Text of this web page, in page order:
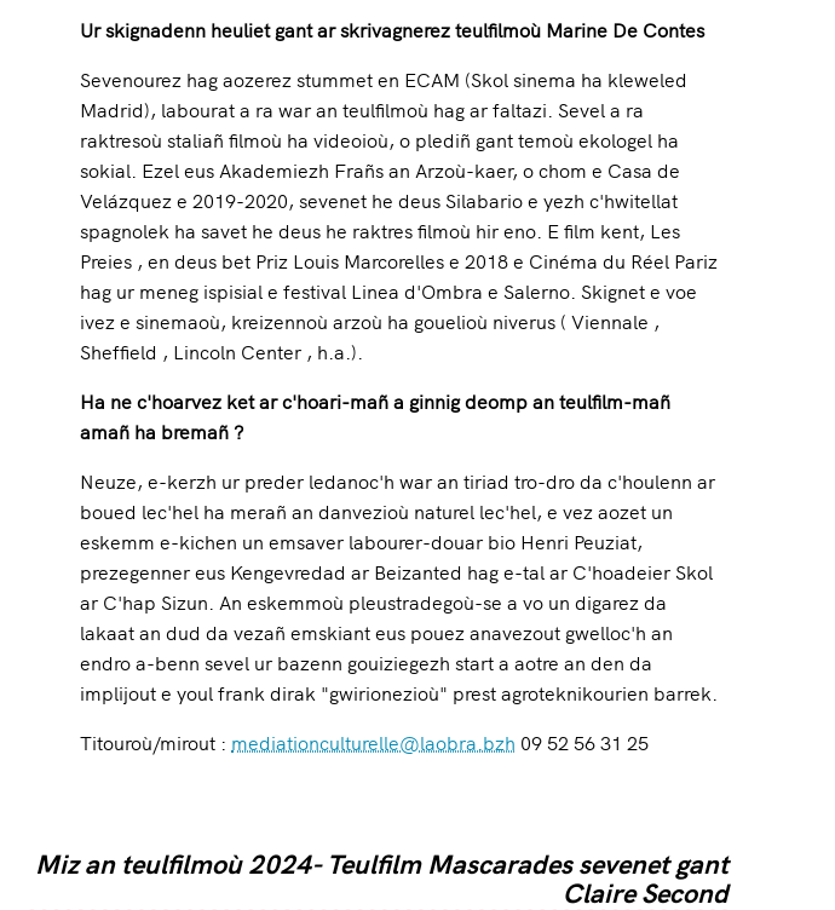
Ur skignadenn heuliet gant ar skrivagnerez teulfilmoù Marine De Contes
Sevenourez hag aozerez stummet en ECAM (Skol sinema ha kleweled
Madrid), labourat a ra war an teulfilmoù hag ar faltazi. Sevel a ra
raktresoù staliañ filmoù ha videoioù, o plediñ gant temoù ekologel ha
sokial. Ezel eus Akademiezh Frañs an Arzoù-kaer, o chom e Casa de
Velázquez e 2019-2020, sevenet he deus Silabario e yezh c'hwitellat
spagnolek ha savet he deus he raktres filmoù hir eno. E film kent, Les
Preies , en deus bet Priz Louis Marcorelles e 2018 e Cinéma du Réel Pariz
hag ur meneg ispisial e festival Linea d'Ombra e Salerno. Skignet e voe
ivez e sinemaoù, kreizennoù arzoù ha gouelioù niverus ( Viennale ,
Sheffield , Lincoln Center , h.a.).
Ha ne c'hoarvez ket ar c'hoari-mañ a ginnig deomp an teulfilm-mañ
amañ ha bremañ ?
Neuze, e-kerzh ur preder ledanoc'h war an tiriad tro-dro da c'houlenn ar
boued lec'hel ha merañ an danvezioù naturel lec'hel, e vez aozet un
eskemm e-kichen un emsaver labourer-douar bio Henri Peuziat,
prezegenner eus Kengevredad ar Beizanted hag e-tal ar C'hoadeier Skol
ar C'hap Sizun. An eskemmoù pleustradegoù-se a vo un digarez da
lakaat an dud da vezañ emskiant eus pouez anavezout gwelloc'h an
endro a-benn sevel ur bazenn gouiziegezh start a aotre an den da
implijout e youl frank dirak "gwirionezioù" prest agroteknikourien barrek.
Titouroù/mirout : mediationculturelle@laobra.bzh 09 52 56 31 25
Miz an teulfilmoù 2024- Teulfilm Mascarades sevenet gant
Claire Second